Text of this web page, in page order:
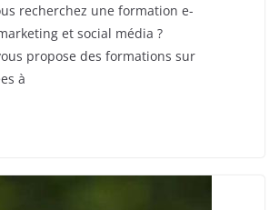
recherchez une formation e-
et social média ?
propose des formations sur
à